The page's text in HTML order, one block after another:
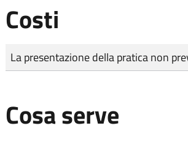
Costi
Tipo di pagamento
Importo
La presentazione della pratica non
Cosa serve